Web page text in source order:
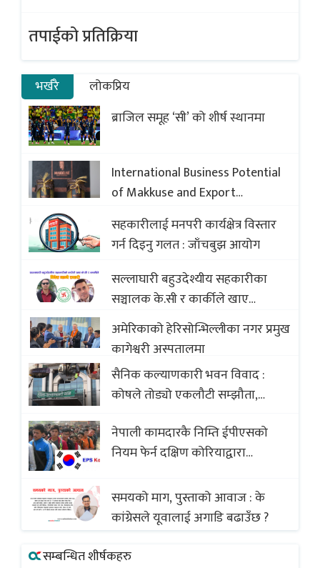
तपाईको प्रतिक्रिया
भर्खरै
लोकप्रिय
ब्राजिल समूह ‘सी’ को शीर्ष स्थानमा
International Business Potential
of Makkuse and Export
Opportunities of Nepali Sweets
with Global Comparison to
Baklava
सहकारीलाई मनपरी कार्यक्षेत्र विस्तार
गर्न दिइनु गलत : जाँचबुझ आयोग
सल्लाघारी बहुउदेश्यीय सहकारीका
सञ्चालक के.सी र कार्कीले खाए
सदस्यको करोडौं बचत
अमेरिकाको हेरिसोन्भिल्लीका नगर प्रमुख
कागेश्वरी अस्पतालमा
सैनिक कल्याणकारी भवन विवाद :
कोषले तोड्यो एकलौटी सम्झौता,
(भिडियो)
नेपाली कामदारकै निम्ति ईपीएसको
नियम फेर्न दक्षिण कोरियाद्वारा
समयको माग, पुस्ताको आवाज : के
कांग्रेसले यूवालाई अगाडि बढाउँछ ?
सम्बन्धित शीर्षकहरु